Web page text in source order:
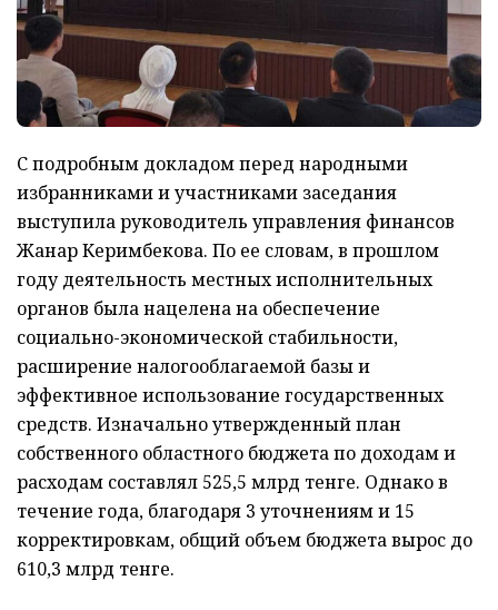
С подробным докладом перед народными
избранниками и участниками заседания
выступила руководитель управления финансов
Жанар Керимбекова. По ее словам, в прошлом
году деятельность местных исполнительных
органов была нацелена на обеспечение
социально-экономической стабильности,
расширение налогооблагаемой базы и
эффективное использование государственных
средств. Изначально утвержденный план
собственного областного бюджета по доходам и
расходам составлял 525,5 млрд тенге. Однако в
течение года, благодаря 3 уточнениям и 15
корректировкам, общий объем бюджета вырос до
610,3 млрд тенге.